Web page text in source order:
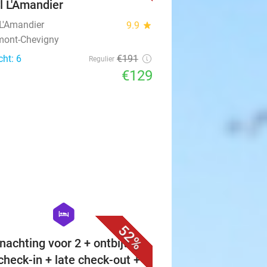
L'Amandier
9.9 star
Chevigny
6
Regulier €191
€129
52%
hexagon
hotel
voor 2 + ontbijt +
in + late check-out +